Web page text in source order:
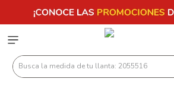
Busca la medida de tu llanta: 2055516